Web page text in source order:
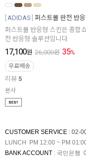
ADIDAS 퍼스트몰 완전 반
퍼스트몰 반응형 스킨은 종합
전 반응형 솔루션입니다
17,100원 26,000원 35%
무료배송
리뷰 5
본사
CUSTOMER SERVICE : 02-
LUNCH PM 12:00 ~ PM
BANK ACCOUNT : 국민은행